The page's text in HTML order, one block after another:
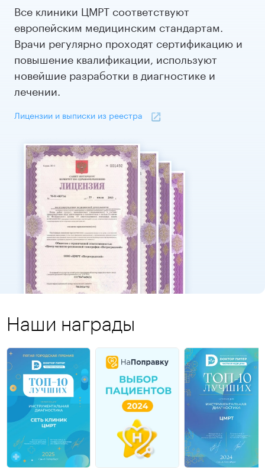
Все клиники ЦМРТ соответствуют
европейским медицинским стандартам.
Врачи регулярно проходят сертификацию и
повышение квалификации, используют
новейшие разработки в диагностике и
лечении.
Лицензии и выписки из реестра
Наши награды